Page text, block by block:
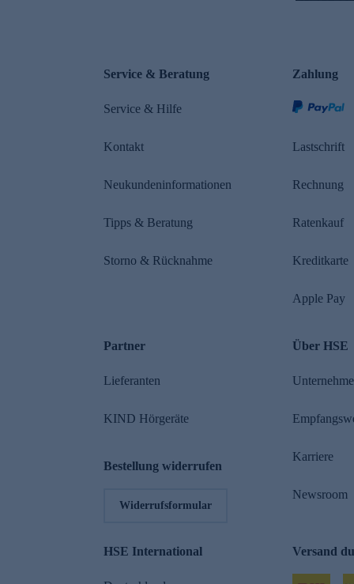
Service & Beratung
Service & Hilfe
Kontakt
Neukundeninformationen
Tipps & Beratung
Storno & Rücknahme
Zahlung
Lastschrift
Rechnung
Ratenkauf
Kreditkarte
Apple Pay
Partner
Lieferanten
KIND Hörgeräte
Bestellung widerrufen
Widerrufsformular
Über HSE
Karriere
Newsroom
HSE International Versand